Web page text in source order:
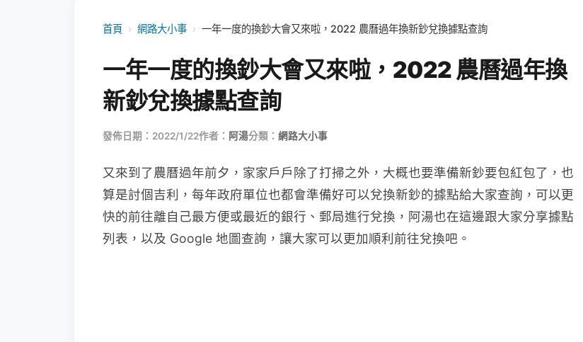
首頁 › 網路大小事 › 一年一度的換鈔大會又來啦，2022 農曆過年換新鈔兌換據點查詢
一年一度的換鈔大會又來啦，2022 農曆過年換
新鈔兌換據點查詢
發佈日期：2022/1/22作者： 阿湯分類： 網路大小事
又來到了農曆過年前夕，家家戶戶除了打掃之外，大概也要準備新鈔要包紅包了，也
算是討個吉利，每年政府單位也都會準備好可以兌換新鈔的據點給大家查詢，可以更
快的前往離自己最方便或最近的銀行、郵局進行兌換，阿湯也在這邊跟大家分享據點
列表，以及 Google 地圖查詢，讓大家可以更加順利前往兌換吧。